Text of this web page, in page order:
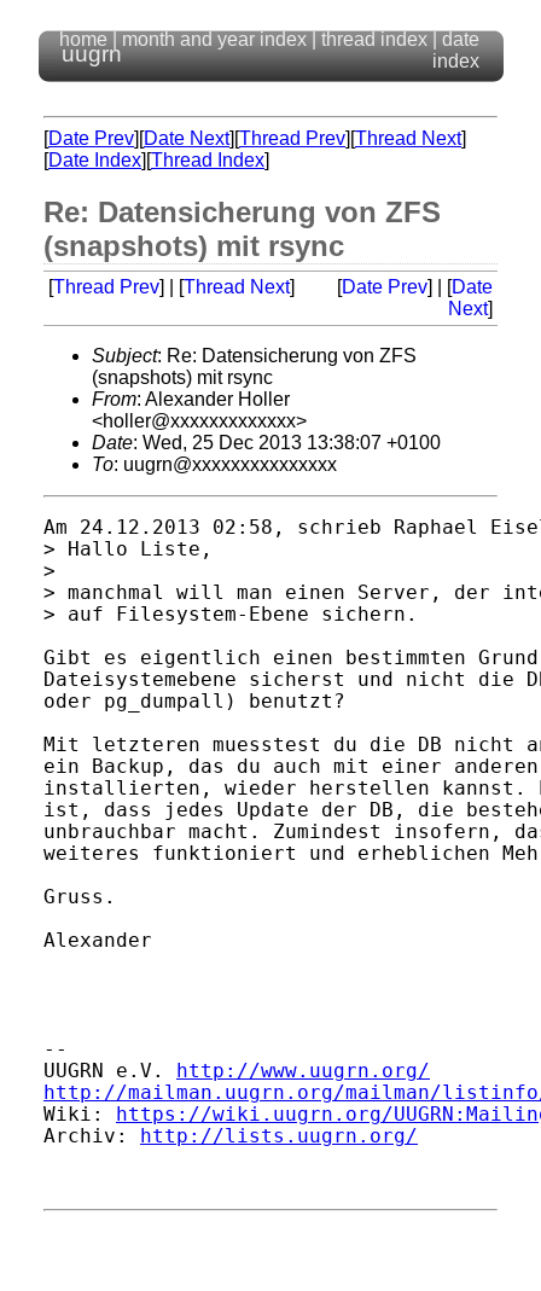
uugrn
home month and year index thread index
date
index
[Date Prev][Date Next][Thread Prev][Thread Next]
[Date Index][Thread Index]
Re: Datensicherung von ZFS
(snapshots) mit rsync
[Thread Prev] | [Thread Next] [Date Prev] | [Date
Next]
Subject: Re: Datensicherung von ZFS
(snapshots) mit rsync
From: Alexander Holler
<holler@xxxxxxxxxxxxx>
Date: Wed, 25 Dec 2013 13:38:07 +0100
To: uugrn@xxxxxxxxxxxxxxx
Am 24.12.2013 02:58, schrieb Raphael
> Hallo Liste,
>
> manchmal will man einen Server, der
> auf Filesystem-Ebene sichern.
Gibt es eigentlich einen bestimmten Grund
Dateisystemebene sicherst und nicht die
oder pg_dumpall) benutzt?
Mit letzteren muesstest du die DB nicht
ein Backup, das du auch mit einer
installierten, wieder herstellen kannst.
ist, dass jedes Update der DB, die
unbrauchbar macht. Zumindest insofern,
weiteres funktioniert und erheblichen
Gruss.
Alexander
--
UUGRN e.V.
http://www.uugrn.org/
http://mailman.uugrn.org/mailman/
Wiki:
https://wiki.uugrn.org/
Archiv:
http://lists.uugrn.org/